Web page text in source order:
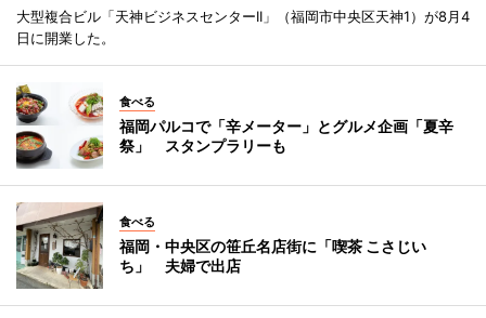
大型複合ビル「天神ビジネスセンターII」（福岡市中央区天神1）が8月4
日に開業した。
食べる
福岡パルコで「辛メーター」とグルメ企画「夏辛
祭」 スタンプラリーも
食べる
福岡・中央区の笹丘名店街に「喫茶 こさじい
ち」 夫婦で出店